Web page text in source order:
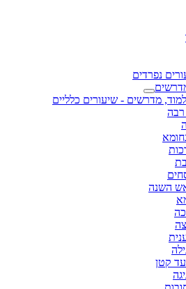
נפרדים
מדרשים - שיעורים כלליים
השנה
קטן